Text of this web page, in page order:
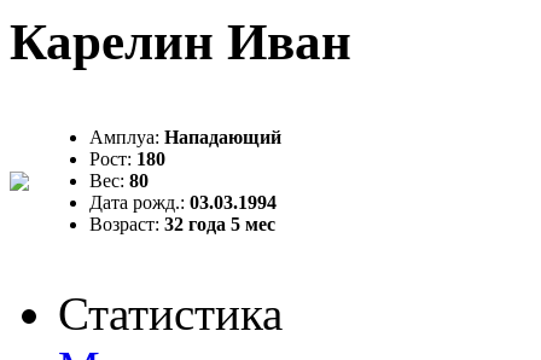
Карелин Иван
Амплуа: Нападающий
Рост: 180
Вес: 80
Дата рожд.: 03.03.1994
Возраст: 32 года 5 мес
Статистика